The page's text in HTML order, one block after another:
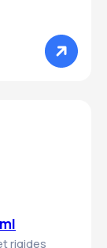
rigides